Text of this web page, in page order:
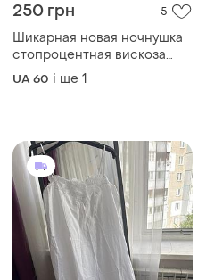
250 грн 5
Шикарная новая ночнушка
стопроцентная вискоза
точка комбинированное с
кружевом
UA 60 і ще 1